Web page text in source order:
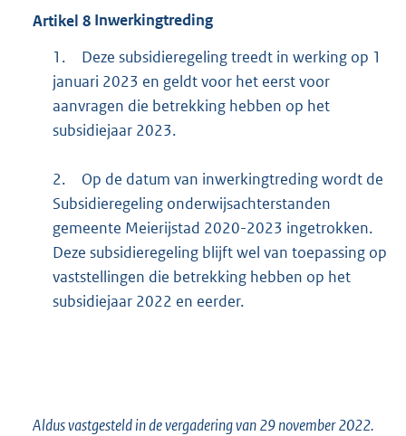
Artikel 8 Inwerkingtreding
1.
Deze subsidieregeling treedt in werking op 1
januari 2023 en geldt voor het eerst voor
aanvragen die betrekking hebben op het
subsidiejaar 2023.
2.
Op de datum van inwerkingtreding wordt de
Subsidieregeling onderwijsachterstanden
gemeente Meierijstad 2020-2023 ingetrokken.
Deze subsidieregeling blijft wel van toepassing op
vaststellingen die betrekking hebben op het
subsidiejaar 2022 en eerder.
Aldus vastgesteld in de vergadering van 29 november 2022.